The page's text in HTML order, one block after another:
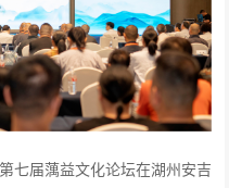
第七届蕅益文化论坛在湖州安吉